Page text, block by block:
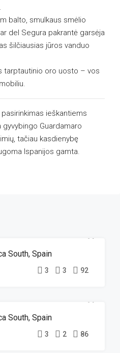
balto, smulkaus smėlio
del Segura pakrantė garsėja
šilčiausias jūros vanduo
tarptautinio oro uosto – vos
ieškantiems
Guardamaro
tačiau kasdienybę
Ispanijos gamta.
South, Spain
3 3 92
South, Spain
3 2 86